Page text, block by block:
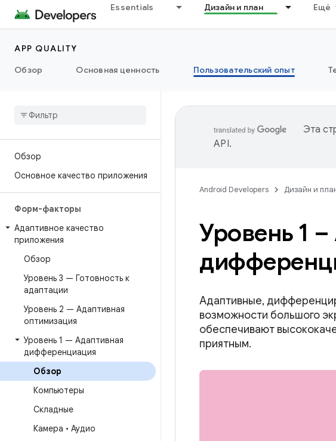
Essentials Дизайн и план Ещё
APP QUALITY
Обзор
Основная ценность Пользовательский опыт
Обзор
Основное качество приложения
Форм-факторы
Адаптивное качество
приложения
Обзор
Уровень 3 — Готовность к
адаптации
Уровень 2 — Адаптивная
оптимизация
Уровень 1 — Адаптивная
дифференциация
Обзор
Компьютеры
Складные
Камера • Аудио
Эта
API.
Android Developers Дизайн и
Уровень 1
Адаптивные,
возможности большого
обеспечивают
приятным.